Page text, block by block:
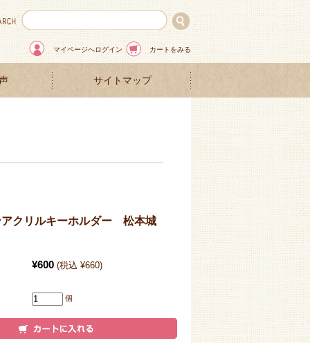
マイページへログイン カートをみる
サイトマップ
アクリルキーホルダー 松本城
¥600 (税込 ¥660)
個